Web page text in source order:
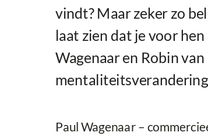
vindt? Maar zeker zo
laat zien dat je voor
Wagenaar en Robin
Paul Wagenaar –